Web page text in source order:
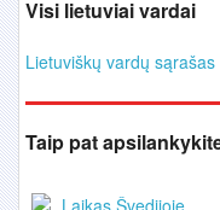
Visi lietuviai vardai
Lietuviškų vardų sąrašas
Taip pat
Laikas Švedijoje